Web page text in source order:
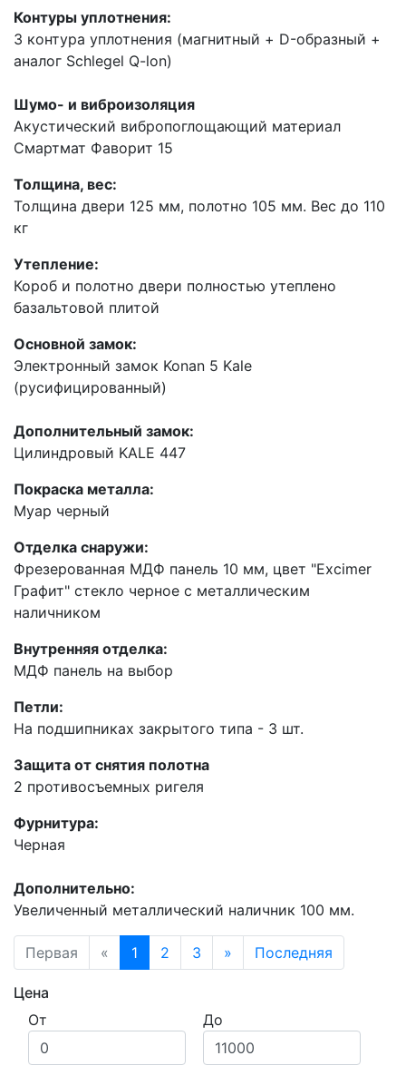
Контуры уплотнения:
3 контура уплотнения (магнитный + D-образный +
аналог Schlegel Q-lon)
Шумо- и виброизоляция
Акустический вибропоглощающий материал
Смартмат Фаворит 15
Толщина, вес:
Толщина двери 125 мм, полотно 105 мм. Вес до 110
кг
Утепление:
Короб и полотно двери полностью утеплено
базальтовой плитой
Основной замок:
Электронный замок Konan 5 Kale
(русифицированный)
Дополнительный замок:
Цилиндровый KALE 447
Покраска металла:
Муар черный
Отделка снаружи:
Фрезерованная МДФ панель 10 мм, цвет "Excimer
Графит" стекло черное с металлическим
наличником
Внутренняя отделка:
МДФ панель на выбор
Петли:
На подшипниках закрытого типа - 3 шт.
Защита от снятия полотна
2 противосъемных ригеля
Фурнитура:
Черная
Дополнительно:
Увеличенный металлический наличник 100 мм.
Первая « 1 2 3 » Последняя
Цена
От
До